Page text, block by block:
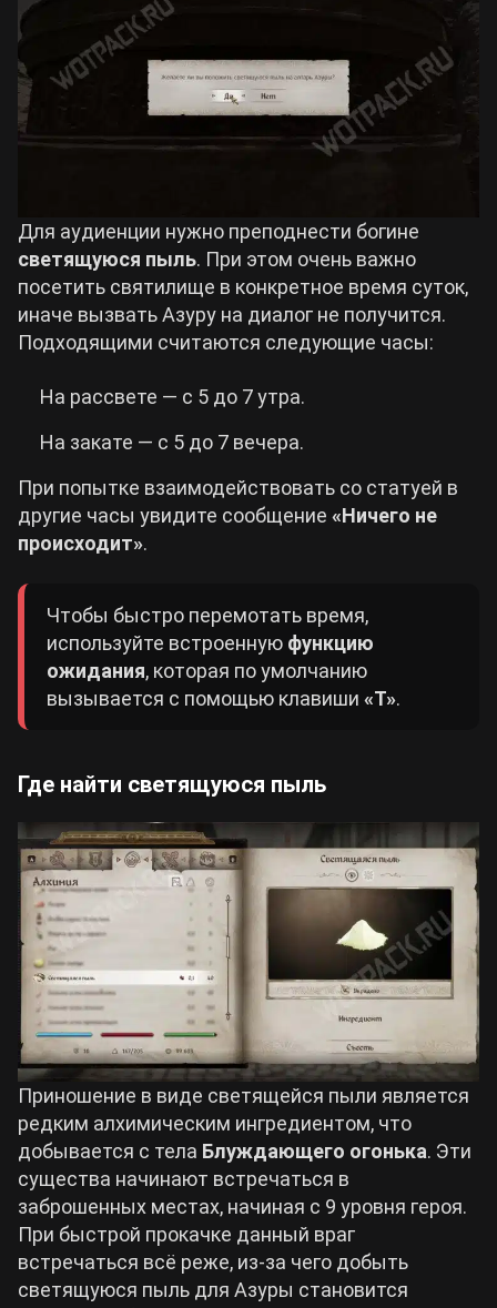
Для аудиенции нужно преподнести богине
светящуюся пыль. При этом очень важно
посетить святилище в конкретное время суток,
иначе вызвать Азуру на диалог не получится.
Подходящими считаются следующие часы:
На рассвете — с 5 до 7 утра.
На закате — с 5 до 7 вечера.
При попытке взаимодействовать со статуей в
другие часы увидите сообщение «Ничего не
происходит».
Чтобы быстро перемотать время,
используйте встроенную функцию
ожидания, которая по умолчанию
вызывается с помощью клавиши «T».
Где найти светящуюся пыль
Приношение в виде светящейся пыли является
редким алхимическим ингредиентом, что
добывается с тела Блуждающего огонька. Эти
существа начинают встречаться в
заброшенных местах, начиная с 9 уровня героя.
При быстрой прокачке данный враг
встречаться всё реже, из-за чего добыть
светящуюся пыль для Азуры становится